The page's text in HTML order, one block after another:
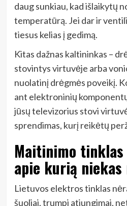
daug sunkiau, kad išlaikytų
temperatūrą. Jei dar ir
tiesus kelias į gedimą.
Kitas dažnas kaltininkas –
stovintys virtuvėje arba
nuolatinį drėgmės poveikį.
ant elektroninių
jūsų televizorius stovi
sprendimas, kurį reikėtų
Maitinimo
apie kurią niekas
Lietuvos elektros tinklas
šuoliai, trumpi atjungimai,